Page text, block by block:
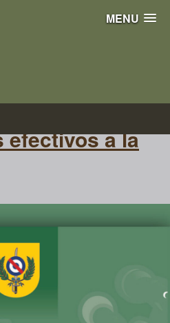
MENU
efectivos a la